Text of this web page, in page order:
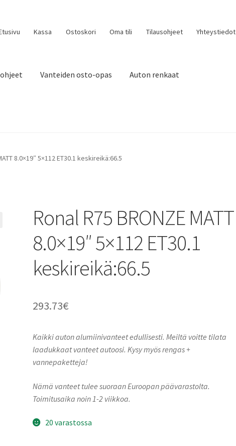
Kassa Ostoskori Oma tili Tilausohjeet Yhteystiedot
Vanteiden osto-opas Auton renkaat
8.0×19″ 5×112 ET30.1 keskireikä:66.5
Ronal R75 BRONZE MATT
8.0×19″ 5×112 ET30.1
keskireikä:66.5
293.73€
Kaikki auton alumiinivanteet edullisesti. Meiltä voitte tilata
laadukkaat vanteet autoosi. Kysy myös rengas +
vannepaketteja!
Nämä vanteet tulee suoraan Euroopan päävarastolta.
Toimitusaika noin 1-2 viikkoa.
20 varastossa